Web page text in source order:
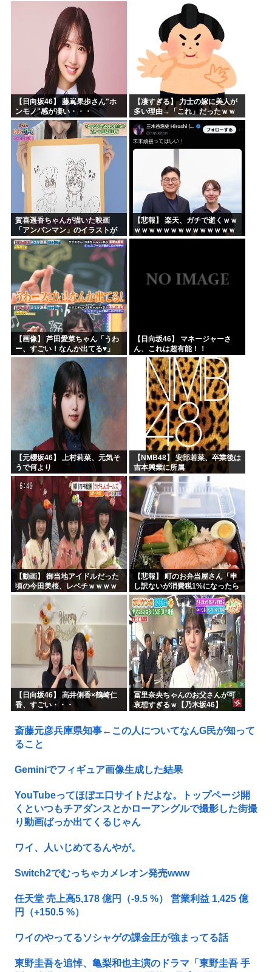
松本人志さんとのツーショット
が完全に別人だとネット騒然！
「マジで誰かわからん」...
【日向坂46】 藤嶌果歩さん"ホ
ンモノ"感が凄い・・・
【凄すぎる】 力士の嫁に美人が
多い理由→「これ」だったｗｗ
ｗｗｗｗｗ
賀喜遥香ちゃんが描いた映画
「アンパンマン」のイラストが
上手すぎる！！！【乃木坂46】
【悲報】 楽天、ガチで逝くｗｗ
ｗｗｗｗｗｗｗｗｗｗｗｗｗｗ
ｗｗｗｗ
【画像】 芦田愛菜ちゃん「うわ
ー、すごい！なんか出てる♥」
【日向坂46】 マネージャーさ
ん、これは超有能！！
【元櫻坂46】 上村莉菜、元気そ
うで何より
【NMB48】 安部若菜、卒業後は
吉本興業に所属
【動画】 御当地アイドルだった
頃の今田美桜、レベチｗｗｗｗ
ｗｗｗｗｗｗｗｗｗｗｗｗｗｗ
【悲報】 町のお弁当屋さん「申
し訳ないが消費税1%になったら
その分商品代を値上げするわ」
【日向坂46】 高井俐香×鶴崎仁
香、すごい・・・
冨里奈央ちゃんのお父さんが可
哀想すぎるｗ【乃木坂46】
斎藤元彦兵庫県知事←この人についてなんG民が知って
ること
Geminiでフィギュア画像生成した結果
YouTubeってほぼエ口サイトだよな。トップページ開
くといつもチアダンスとかローアングルで撮影した街撮
り動画ばっか出てくるじゃん
ワイ、人いじめてるんやが。
Switch2でむっちゃカメレオン発売www
任天堂 売上高5,178 億円（-9.5 %） 営業利益 1,425 億
円（+150.5 %）
ワイのやってるソシャゲの課金圧が強まってる話
東野圭吾を追悼、亀梨和也主演のドラマ「東野圭吾 手